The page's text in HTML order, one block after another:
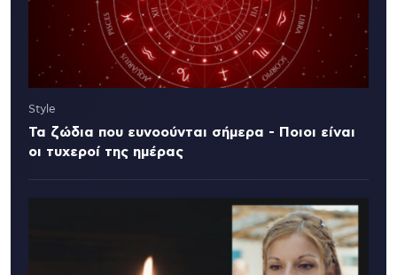
Style
Τα ζώδια που ευνοούνται σήμερα - Ποιοι είναι
οι τυχεροί της ημέρας